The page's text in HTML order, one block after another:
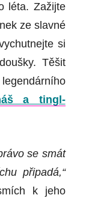
léta. Zažijte
ze slavné
si
Těšit
a tingl-
se smát
připadá,“
k jeho